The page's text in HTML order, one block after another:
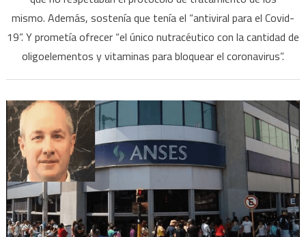
la
clínica
Mühlberger
a
su
director
mismo. Además, sostenía que tenía el “antiviral para el Covid-
19”. Y prometía ofrecer “el único nutracéutico con la cantidad de
oligoelementos y vitaminas para bloquear el coronavirus”.